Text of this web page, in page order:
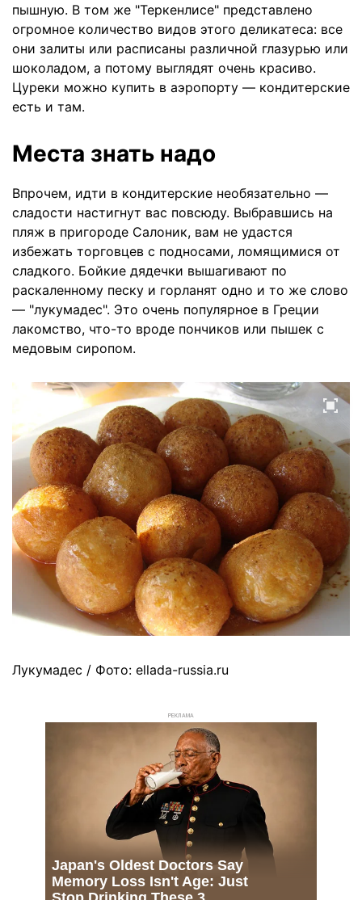
пышную. В том же "Теркенлисе" представлено
огромное количество видов этого деликатеса: все
они залиты или расписаны различной глазурью или
шоколадом, а потому выглядят очень красиво.
Цуреки можно купить в аэропорту — кондитерские
есть и там.
Места знать надо
Впрочем, идти в кондитерские необязательно —
сладости настигнут вас повсюду. Выбравшись на
пляж в пригороде Салоник, вам не удастся
избежать торговцев с подносами, ломящимися от
сладкого. Бойкие дядечки вышагивают по
раскаленному песку и горланят одно и то же слово
— "лукумадес". Это очень популярное в Греции
лакомство, что-то вроде пончиков или пышек с
медовым сиропом.
Лукумадес / Фото: ellada-russia.ru
РЕКЛАМА